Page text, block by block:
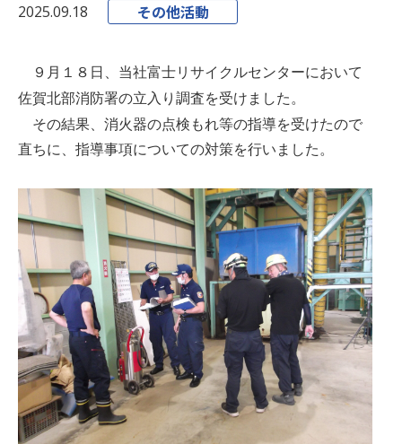
2025.09.18 その他活動
９月１８日、当社富士リサイクルセンターにおいて
佐賀北部消防署の立入り調査を受けました。
その結果、消火器の点検もれ等の指導を受けたので
直ちに、指導事項についての対策を行いました。